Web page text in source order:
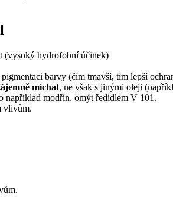
(vysoký hydrofobní účinek)
pigmentaci barvy (čím tmavší, tím lepší
míchat, ne však s jinými oleji
například modřín, omýt ředidlem V 101.
vlivům.